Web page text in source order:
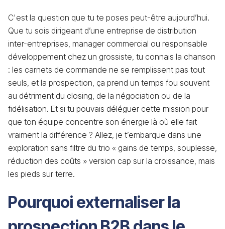
C'est la question que tu te poses peut-être aujourd’hui.
Que tu sois dirigeant d’une entreprise de distribution
inter-entreprises, manager commercial ou responsable
développement chez un grossiste, tu connais la chanson
: les carnets de commande ne se remplissent pas tout
seuls, et la prospection, ça prend un temps fou souvent
au détriment du closing, de la négociation ou de la
fidélisation. Et si tu pouvais déléguer cette mission pour
que ton équipe concentre son énergie là où elle fait
vraiment la différence ? Allez, je t’embarque dans une
exploration sans filtre du trio « gains de temps, souplesse,
réduction des coûts » version cap sur la croissance, mais
les pieds sur terre.
Pourquoi externaliser la